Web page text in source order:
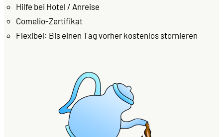
Hilfe bei Hotel / Anreise
Comelio-Zertifikat
Flexibel: Bis einen Tag vorher kostenlos stornieren